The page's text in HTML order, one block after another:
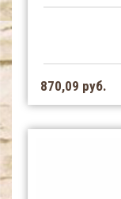
870,09 руб.